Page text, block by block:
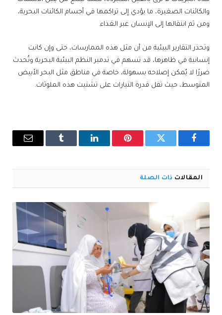
والكائنات الصغيرة، ما يؤدي إلى تراكمها في أجسام الكائنات البحرية،
ومن ثم انتقالها إلى الإنسان عبر الغذاء.
وتحذر التقارير البيئية من أن مثل هذه الممارسات، حتى وإن كانت
إنسانية في ظاهرها، قد تسهم في تدمير النظم البيئية البحرية وتُحدث
ضررًا لا يُمكن إصلاحه بسهولة، خاصة في مناطق مثل البحر الأبيض
المتوسط، حيث تقل قدرة التيارات على تشتيت هذه الملوثات.
فيسبوك تويتر بينتيريستلينكدإن Tumblr
البريد
المقالات ذات الصلة